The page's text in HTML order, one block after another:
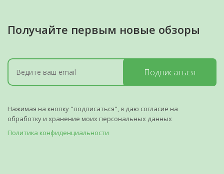
Получайте первым новые обзоры
Подписаться
Нажимая на кнопку "подписаться", я даю согласие на
обработку и хранение моих персональных данных
Политика конфиденциальности